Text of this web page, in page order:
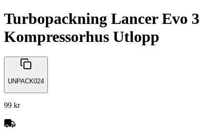
Turbopackning Lancer Evo 3
Kompressorhus Utlopp
UNPACK024
99 kr